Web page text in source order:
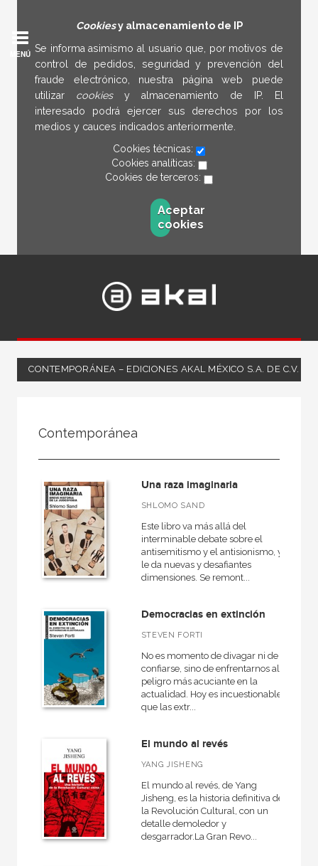
Cookiesy almacenamiento de IP
Se informa asimismo al usuario que, por motivos de
control de pedidos, seguridad y prevención del
fraude electrónico, nuestra página web puede
utilizar cookies y almacenamiento de IP. El
interesado podrá ejercer sus derechos por los
medios y cauces indicados anteriormente.
Cookies técnicas:
Cookies analíticas:
Cookies de terceros:
Aceptar
cookies
MENÚ
CONTEMPORÁNEA – EDICIONES AKAL MÉXICO S.A. DE C.V.
Ciencias humanas y sociales
Historia
Contemporánea
MATERIAS
Arqueología
Historiografía, metodología y teoría de la historia
Contemporánea
América
Moderna
Roma
VER TODAS... (16)
Contemporánea
Una raza imaginaria
SHLOMO SAND
Este libro va más allá del
interminable debate sobre el
antisemitismo y el antisionismo, y
le da nuevas y desafiantes
dimensiones. Se remont...
Democracias en extinción
STEVEN FORTI
No es momento de divagar ni de
confiarse, sino de enfrentarnos al
peligro más acuciante en la
actualidad. Hoy es incuestionable
que las extr...
El mundo al revés
YANG JISHENG
El mundo al revés, de Yang
Jisheng, es la historia definitiva de
la Revolución Cultural, con un
detalle demoledor y
desgarrador.La Gran Revo...